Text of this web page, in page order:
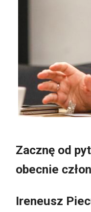
Zacznę od
obecnie
Ireneusz